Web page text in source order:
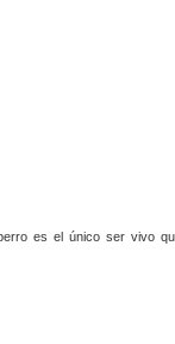
es el único ser vivo